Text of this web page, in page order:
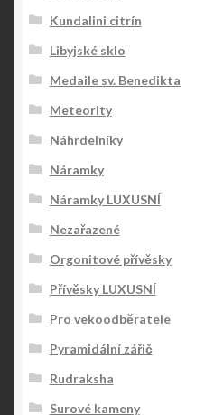
Kundalini citrín
Libyjské sklo
Medaile sv. Benedikta
Meteority
Náhrdelníky
Náramky
Náramky LUXUSNÍ
Nezařazené
Orgonitové přívěsky
Přívěsky LUXUSNÍ
Pro vekoodběratele
Pyramidální zářič
Rudraksha
Surové kameny